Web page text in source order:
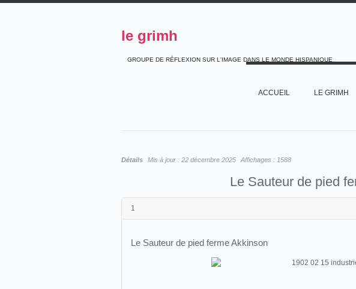
le grimh
GROUPE DE RÉFLEXION SUR L'IMAGE DANS LE MONDE HISPANIQUE
ACCUEIL LE GRIMH
Détails Mis à jour : 22 décembre 2025 Affichages : 1588
Le Sauteur de pied
1
Le Sauteur de pied ferme Akkinson